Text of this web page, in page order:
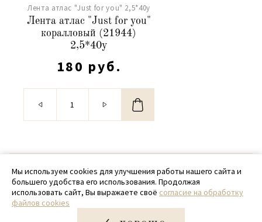
Лента атлас "Just for you" 2,5*40y
Лента атлас "Just for you"
коралловый (21944)
2,5*40y
180 руб.
© 2020 - 2026 SamPack
+ 7 (918) 699-97-87
zakaz@sampack.store
Мы используем cookies для улучшения работы нашего сайта и
большего удобства его использования. Продолжая
использовать сайт, Вы выражаете своё согласие на обработку
файлов cookies